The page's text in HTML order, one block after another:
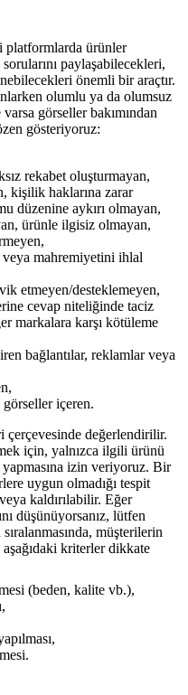
platformlarda ürünler
paylaşabilecekleri,
önemli bir araçtır.
olumlu ya da olumsuz
görseller bakımından
gösteriyoruz:
rekabet oluşturmayan,
kişilik haklarına zarar
düzenine aykırı olmayan,
ürünle ilgisiz olmayan,
mahremiyetini ihlal
etmeyen/desteklemeyen,
cevap niteliğinde taciz
markalara karşı kötüleme
bağlantılar, reklamlar veya
içeren.
değerlendirilir.
için, yalnızca ilgili ürünü
yapmasına izin veriyoruz. Bir
uygun olmadığı tespit
kaldırılabilir. Eğer
düşünüyorsanız, lütfen
müşterilerin
kriterler dikkate
(beden, kalite vb.),